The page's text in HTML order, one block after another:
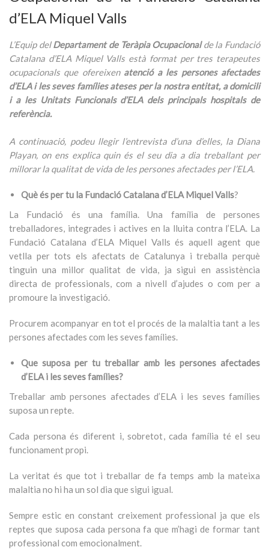
d’ELA Miquel Valls
L’Equip delDepartament de Teràpia Ocupacionalde la Fundació
Catalana d’ELA Miquel Valls està format per tres terapeutes
ocupacionals que ofereixenatenció a les persones afectades
d’ELA i les seves famílies ateses per la nostra entitat, a domicili
i a les Unitats Funcionals d’ELA dels principals hospitals de
referència.
A continuació, podeu llegir l’entrevista d’una d’elles, la Diana
Playan, on ens explica quin és el seu dia a dia treballant per
millorar la qualitat de vida de les persones afectades per l’ELA.
Què és per tu la Fundació Catalana d’ELA Miquel Valls?
La Fundació és una família. Una família de persones
treballadores, integrades i actives en la lluita contra l’ELA. La
Fundació Catalana d’ELA Miquel Valls és aquell agent que
vetlla per tots els afectats de Catalunya i treballa perquè
tinguin una millor qualitat de vida, ja sigui en assistència
directa de professionals, com a nivell d’ajudes o com per a
promoure la investigació.
Procurem acompanyar en tot el procés de la malaltia tant a les
persones afectades com les seves famílies.
Que suposa per tu treballar amb les persones afectades
d’ELA i les seves famílies?
Treballar amb persones afectades d’ELA i les seves famílies
suposa un repte.
Cada persona és diferent i, sobretot, cada família té el seu
funcionament propi.
La veritat és que tot i treballar de fa temps amb la mateixa
malaltia no hi ha un sol dia que sigui igual.
Sempre estic en constant creixement professional ja que els
reptes que suposa cada persona fa que m’hagi de formar tant
professional com emocionalment.